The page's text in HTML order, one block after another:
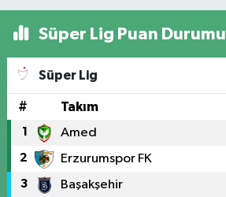
Süper Lig Puan Durumu
Süper Lig
# Takım
1 Amed
2 Erzurumspor FK
3 Başakşehir